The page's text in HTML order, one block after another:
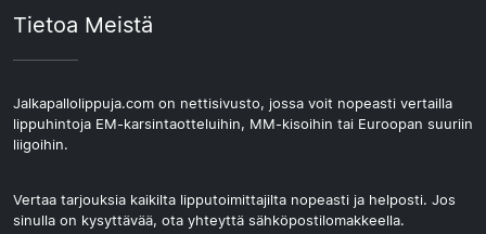
Tietoa Meistä
Jalkapallolippuja.com on nettisivusto, jossa voit nopeasti vertailla
lippuhintoja EM-karsintaotteluihin, MM-kisoihin tai Euroopan suuriin
liigoihin.
Vertaa tarjouksia kaikilta lipputoimittajilta nopeasti ja helposti. Jos
sinulla on kysyttävää, ota yhteyttä sähköpostilomakkeella.